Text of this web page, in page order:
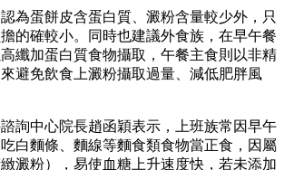
為蛋餅皮含蛋白質、澱粉含量較少外，只
的確較小。同時也建議外食族，在早午餐
纖加蛋白質食物攝取，午餐主食則以非精
避免飲食上澱粉攝取過量、減低肥胖風
詢中心院長趙函穎表示，上班族常因早午
白麵條、麵線等麵食類食物當正食，因屬
澱粉），易使血糖上升速度快，若未添加